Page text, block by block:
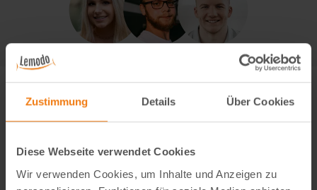
Zustimmung Details Über Cookies
Diese Webseite verwendet Cookies
Wir verwenden Cookies, um Inhalte und Anzeigen zu